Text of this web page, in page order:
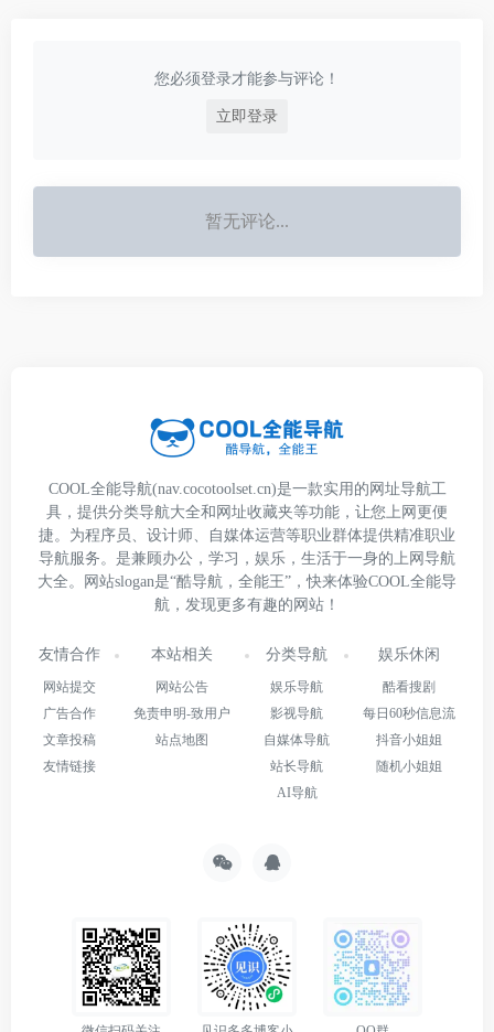
您必须登录才能参与评论！
立即登录
暂无评论...
COOL全能导航(nav.cocotoolset.cn)是一款实用的网址导航工
具，提供分类导航大全和网址收藏夹等功能，让您上网更便
捷。为程序员、设计师、自媒体运营等职业群体提供精准职业
导航服务。是兼顾办公，学习，娱乐，生活于一身的上网导航
大全。网站slogan是“酷导航，全能王”，快来体验COOL全能导
航，发现更多有趣的网站！
友情合作
网站提交
广告合作
文章投稿
友情链接
本站相关
网站公告
免责申明-致用户
站点地图
分类导航
娱乐导航
影视导航
自媒体导航
站长导航
AI导航
娱乐休闲
酷看搜剧
每日60秒信息流
抖音小姐姐
随机小姐姐